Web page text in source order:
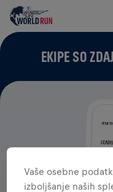
EKIPE SO
Vaše osebne
izboljšanje naših